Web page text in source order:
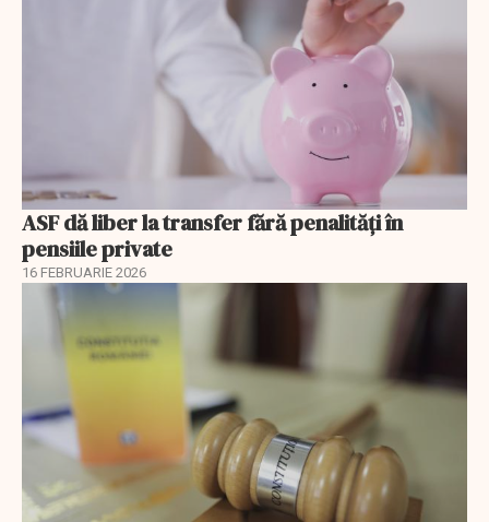
ASF dă liber la transfer fără penalități în
pensiile private
16 FEBRUARIE 2026